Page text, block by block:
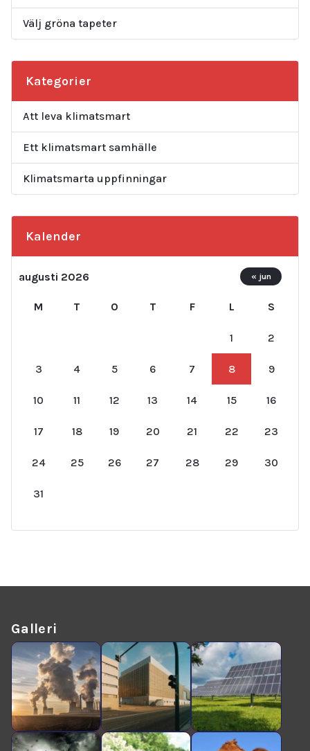
Välj gröna tapeter
Kategorier
Att leva klimatsmart
Ett klimatsmart samhälle
Klimatsmarta uppfinningar
Kalender
augusti 2026
M T O T F L S
1 2
3 4 5 6 7 8 9
10 11 12 13 14 15 16
17 18 19 20 21 22 23
24 25 26 27 28 29 30
31
« jun
Galleri